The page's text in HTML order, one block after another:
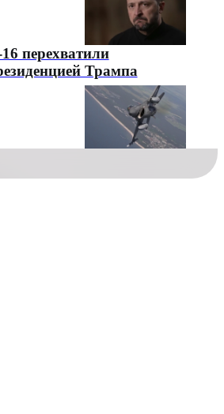
перехватили
Трампа